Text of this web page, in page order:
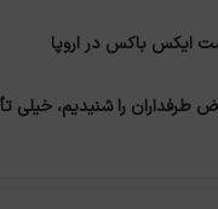
ایکس باکس در اروپا
طرفداران را شنیدیم، خیلی